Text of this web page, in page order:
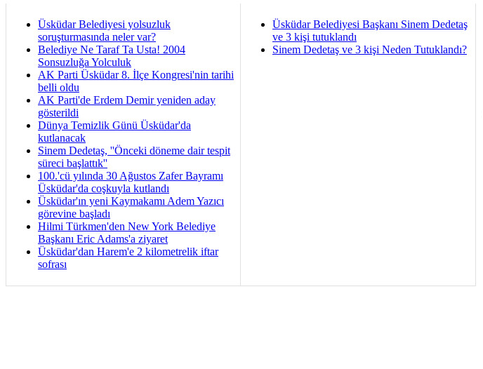
Üsküdar Belediyesi yolsuzluk
soruşturmasında neler var?
Belediye Ne Taraf Ta Usta! 2004
Sonsuzluğa Yolculuk
AK Parti Üsküdar 8. İlçe Kongresi'nin tarihi
belli oldu
AK Parti'de Erdem Demir yeniden aday
gösterildi
Dünya Temizlik Günü Üsküdar'da
kutlanacak
Sinem Dedetaş, ''Önceki döneme dair tespit
süreci başlattık''
100.'cü yılında 30 Ağustos Zafer Bayramı
Üsküdar'da coşkuyla kutlandı
Üsküdar'ın yeni Kaymakamı Adem Yazıcı
görevine başladı
Hilmi Türkmen'den New York Belediye
Başkanı Eric Adams'a ziyaret
Üsküdar'dan Harem'e 2 kilometrelik iftar
sofrası
Üsküdar Belediyesi Başkanı Sinem Dedetaş
ve 3 kişi tutuklandı
Sinem Dedetaş ve 3 kişi Neden Tutuklandı?